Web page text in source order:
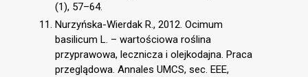
(1), 57–64.
Nurzyńska-Wierdak R., 2012. Ocimum
basilicum L. – wartościowa roślina
przyprawowa, lecznicza i olejkodajna. Praca
przeglądowa. Annales UMCS, sec. EEE,